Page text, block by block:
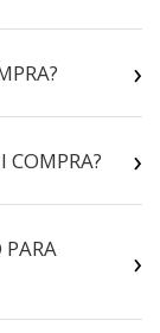
COMPRA?
PARA